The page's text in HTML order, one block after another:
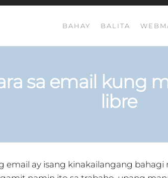
BAHAY BALITA
sa email kung
libre
email ay isang kinakailangang bahagi